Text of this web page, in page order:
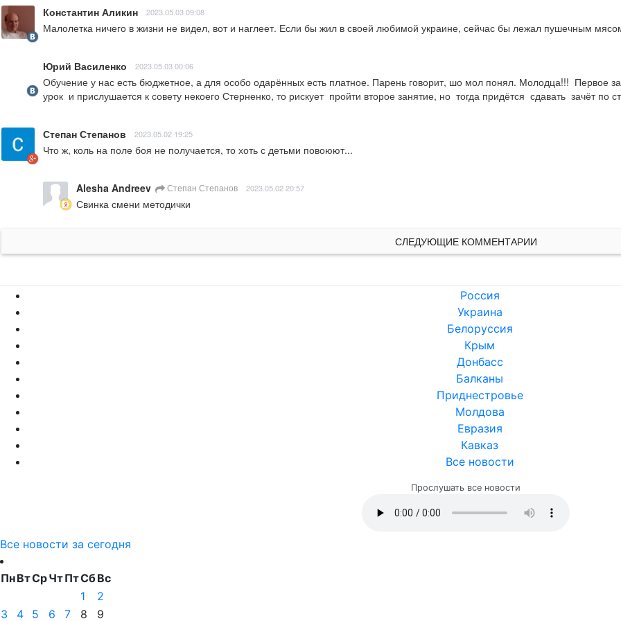
Константин Аликин 2023.05.03 09:08
Малолетка ничего в жизни не видел, вот и наглеет. Если бы жил в своей любимой украине, сейчас бы лежал пушечным
Юрий Василенко 2023.05.03 00:06
Обучение у нас есть бюджетное, а для особо одарённых есть платное. Парень говорит, шо мол понял. Молодца!!!  Первое
урок  и прислушается к совету некоего Стерненко, то рискует  пройти второе занятие, но  тогда придётся  сдавать  зачёт по
Степан Степанов 2023.05.02 19:25
Что ж, коль на поле боя не получается, то хоть с детьми повоюют...
Alesha Andreev Степан Степанов 2023.05.02 20:57
Свинка смени методички
СЛЕДУЮЩИЕ КОММЕНТАРИИ
Россия
Украина
Белоруссия
Крым
Донбасс
Балканы
Приднестровье
Молдова
Евразия
Кавказ
Все новости
Прослушать все новости
Все новости за сегодня
ПнВтСрЧтПтСбВс
1
2
3
4 5 6 7 8
9